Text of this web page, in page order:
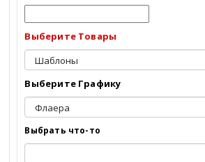
Алтайский край
Выберите Товары
Выберите Графику
Выбрать что-то